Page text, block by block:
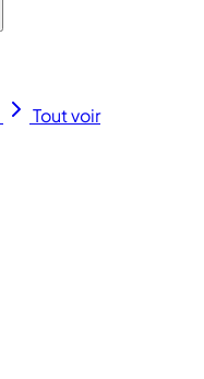
Tout voir